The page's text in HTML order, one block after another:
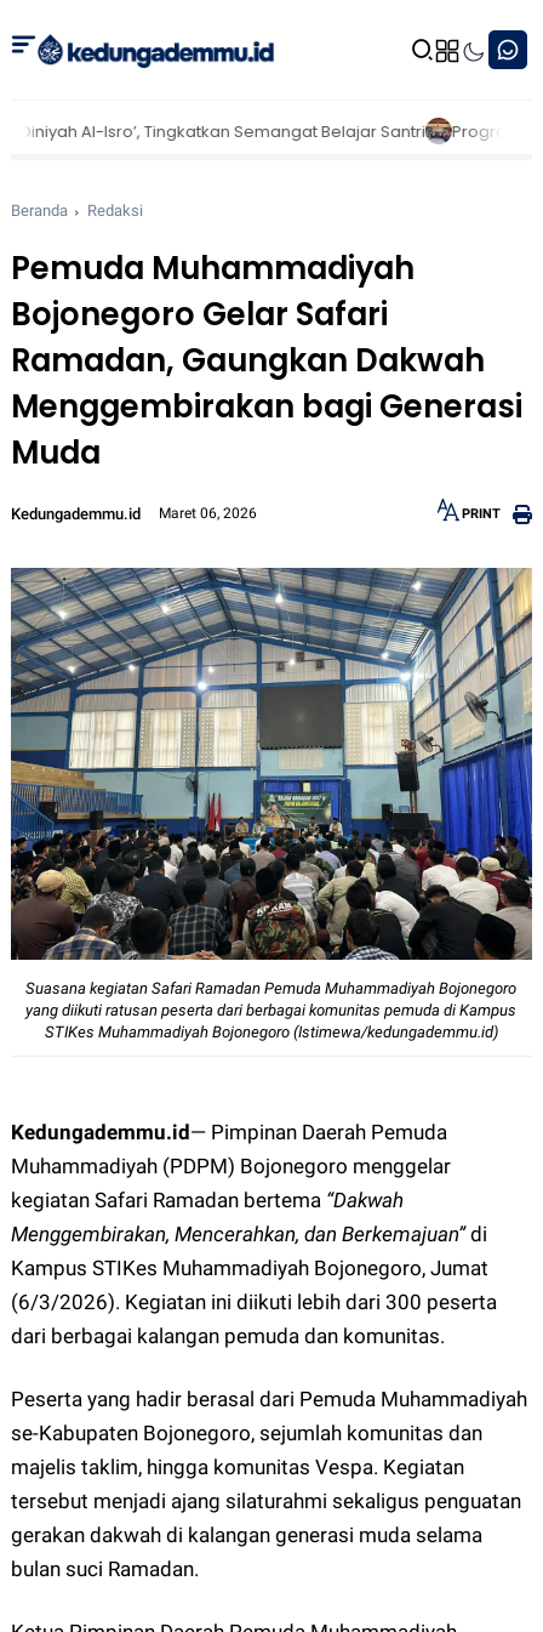
Tingkatkan Semangat Belajar Santri Program Mapak KKN
Beranda Redaksi
Pemuda Muhammadiyah
Bojonegoro Gelar Safari
Ramadan, Gaungkan Dakwah
Menggembirakan bagi Generasi
Muda
Kedungademmu.id Maret 06, 2026
12px 30px
PRINT
Suasana kegiatan Safari Ramadan Pemuda Muhammadiyah Bojonegoro
yang diikuti ratusan peserta dari berbagai komunitas pemuda di Kampus
STIKes Muhammadiyah Bojonegoro (Istimewa/kedungademmu.id)
Kedungademmu.id—Pimpinan Daerah Pemuda
Muhammadiyah (PDPM) Bojonegoro menggelar
kegiatan Safari Ramadan bertema “Dakwah
Menggembirakan, Mencerahkan, dan Berkemajuan”di
Kampus STIKes Muhammadiyah Bojonegoro, Jumat
(6/3/2026). Kegiatan ini diikuti lebih dari 300 peserta
dari berbagai kalangan pemuda dan komunitas.
Peserta yang hadir berasal dari Pemuda Muhammadiyah
se-Kabupaten Bojonegoro, sejumlah komunitas dan
majelis taklim, hingga komunitas Vespa. Kegiatan
tersebut menjadi ajang silaturahmi sekaligus penguatan
gerakan dakwah di kalangan generasi muda selama
bulan suci Ramadan.